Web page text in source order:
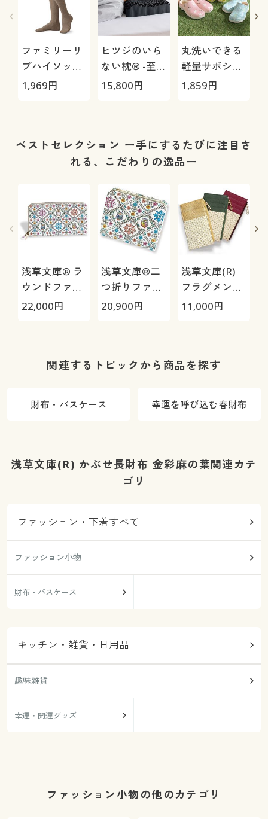
ファミリーリ
ブハイソック
ス3足組(カラ
ス)
1,969円
ヒツジのいら
ない枕® -至
極-
15,800円
丸洗いできる
軽量サボシュ
ーズ
1,859円
ベストセレクション ー手にするたびに注目さ
れる、こだわりの逸品ー
浅草文庫® ラ
ウンドファス
ナー長財布
22,000円
浅草文庫®二
つ折りファス
ナー財布
20,900円
浅草文庫(R)
フラグメント
ケース 金彩麻
11,000円
関連するトピックから商品を探す
財布・パスケース 幸運を呼び込む春財布
浅草文庫(R) かぶせ長財布 金彩麻の葉関連カテ
ゴリ
ファッション・下着すべて
ファッション小物
財布・パスケース
キッチン・雑貨・日用品
趣味雑貨
幸運・開運グッズ
ファッション小物の他のカテゴリ